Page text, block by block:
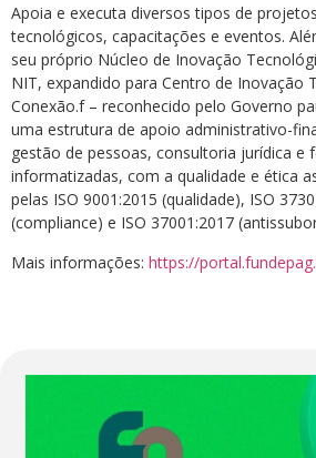
Apoia e executa diversos tipos de
tecnológicos, capacitações e eventos.
seu próprio Núcleo de Inovação
NIT, expandido para Centro de Inovação
Conexão.f – reconhecido pelo Governo
uma estrutura de apoio administrativo-
gestão de pessoas, consultoria jurídica e
informatizadas, com a qualidade e ética
pelas ISO 9001:2015 (qualidade), ISO
(compliance) e ISO 37001:2017
Mais informações: https://